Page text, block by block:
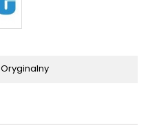
Oryginalny